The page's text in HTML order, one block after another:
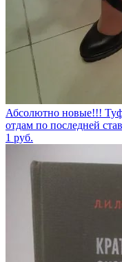
Абсолютно новые!!!
отдам по последней
1 руб.